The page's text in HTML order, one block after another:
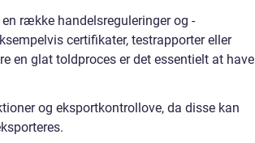
række handelsreguleringer og -
certifikater, testrapporter eller
en glat toldproces er det essentielt at have
og eksportkontrollove, da disse kan